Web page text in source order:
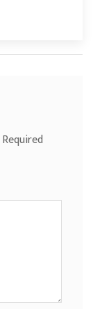
Required